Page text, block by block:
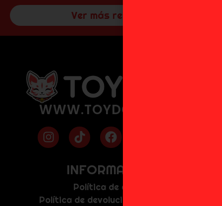
Ver más reseñas
WWW.TOYDOKI.COM
INFORMACIÓN
Política de envíos
Política de devolución y anulación